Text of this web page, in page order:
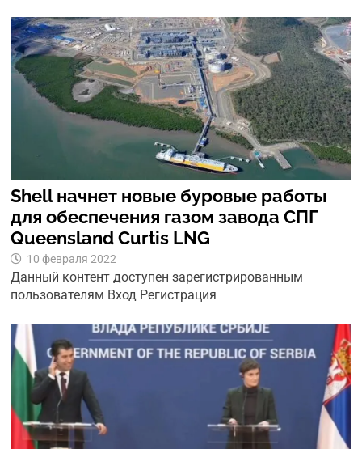
Shell начнет новые буровые работы
для обеспечения газом завода СПГ
Queensland Curtis LNG
10 февраля 2022
Данный контент доступен зарегистрированным
пользователям Вход Регистрация